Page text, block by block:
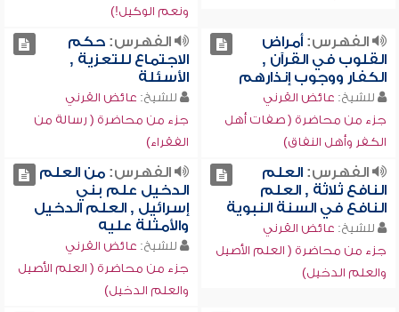
ونعم الوكيل!)
الفهرس:أمراض
القلوب في القرآن ,
الكفار ووجوب إنذارهم
للشيخ: عائض القرني
جزء من محاضرة ( صفات أهل
الكفر وأهل النفاق)
الفهرس:حكم
الاجتماع للتعزية ,
الأسئلة
للشيخ: عائض القرني
جزء من محاضرة ( رسالة من
الفقراء)
الفهرس:العلم
النافع ثلاثة , العلم
النافع في السنة النبوية
للشيخ: عائض القرني
جزء من محاضرة ( العلم الأصيل
والعلم الدخيل)
الفهرس:من العلم
الدخيل علم بني
إسرائيل , العلم الدخيل
والأمثلة عليه
للشيخ: عائض القرني
جزء من محاضرة ( العلم الأصيل
والعلم الدخيل)